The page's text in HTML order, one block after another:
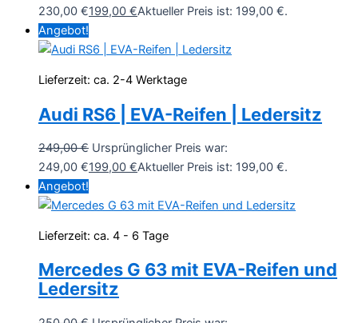
230,00 €199,00 €Aktueller Preis ist: 199,00 €.
Angebot!
Lieferzeit: ca. 2-4 Werktage
Audi RS6 | EVA-Reifen | Ledersitz
249,00€ Ursprünglicher Preis war:
249,00 €199,00 €Aktueller Preis ist: 199,00 €.
Angebot!
Lieferzeit: ca. 4 - 6 Tage
Mercedes G 63 mit EVA-Reifen und
Ledersitz